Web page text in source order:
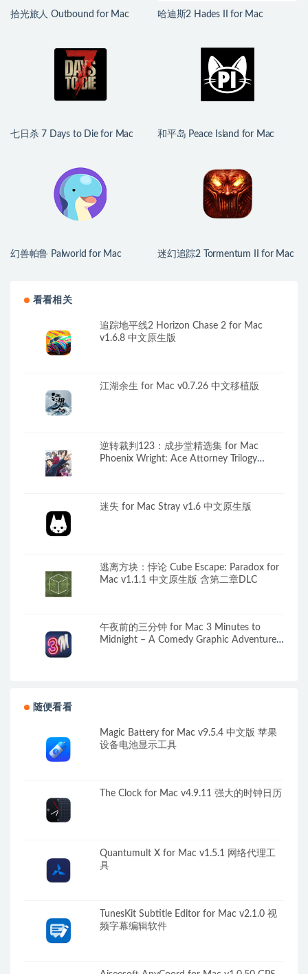
拾光旅人 Outbound for Mac
哈迪斯2 Hades II for Mac
七日杀 7 Days to Die for Mac
和平岛 Peace Island for Mac
幻兽帕鲁 Palworld for Mac
迷幻追踪2 Tormentum II for Mac
看看相关
追踪地平线2 Horizon Chase 2 for Mac
v1.6.8 中文原生版
江湖余生 for Mac v0.7.26 中文移植版
逆转裁判123：成步堂精选集 for Mac
Phoenix Wright: Ace Attorney Trilogy
迷失 for Mac Stray v1.6 中文原生版
逃离方块：悖论 Cube Escape: Paradox for
Mac v1.1.1 中文原生版 含第二章DLC
午夜前的三分钟 for Mac 3 Minutes to
Midnight – A Comedy Graphic Adventure
随便看看
Magic Battery for Mac v9.5.4 中文版 苹果
设备电池显示工具
The Clock for Mac v4.9.11 强大的时钟日历
Quantumult X for Mac v1.5.1 网络代理工
具
TunesKit Subtitle Editor for Mac v2.1.0 视
频字幕编辑软件